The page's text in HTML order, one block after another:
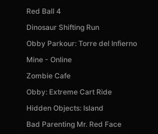
Red Ball 4
Dinosaur Shifting Run
Obby Parkour: Torre del Infierno
Mine - Online
Zombie Cafe
Obby: Extreme Cart Ride
Hidden Objects: Island
Bad Parenting Mr. Red Face